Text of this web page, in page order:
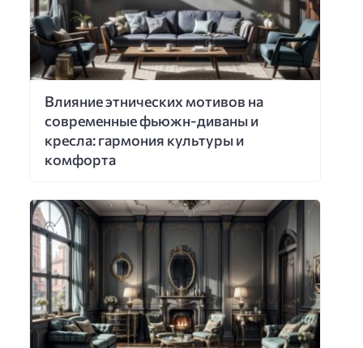
Влияние этнических мотивов на
современные фьюжн-диваны и
кресла: гармония культуры и
комфорта